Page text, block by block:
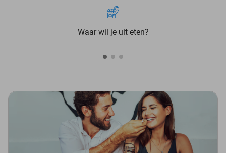
Waar wil je uit eten?